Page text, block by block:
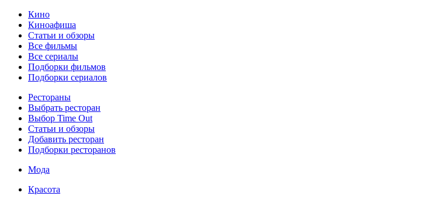
Кино
Киноафиша
Статьи и обзоры
Все фильмы
Все сериалы
Подборки фильмов
Подборки сериалов
Рестораны
Выбрать ресторан
Выбор Time Out
Статьи и обзоры
Добавить ресторан
Подборки ресторанов
Мода
Красота